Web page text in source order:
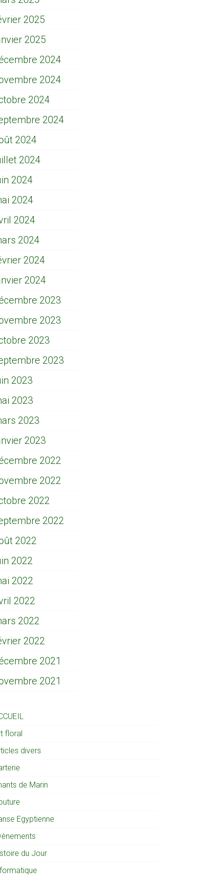
2025
2025
2024
2024
2024
2024
2024
2024
2024
2024
2024
2024
2024
2024
2023
2023
2023
2023
2023
2023
2023
2023
2022
2022
2022
2022
2022
2022
2022
2022
2022
2022
2021
2021
floral
divers
de Marin
Egyptienne
du Jour